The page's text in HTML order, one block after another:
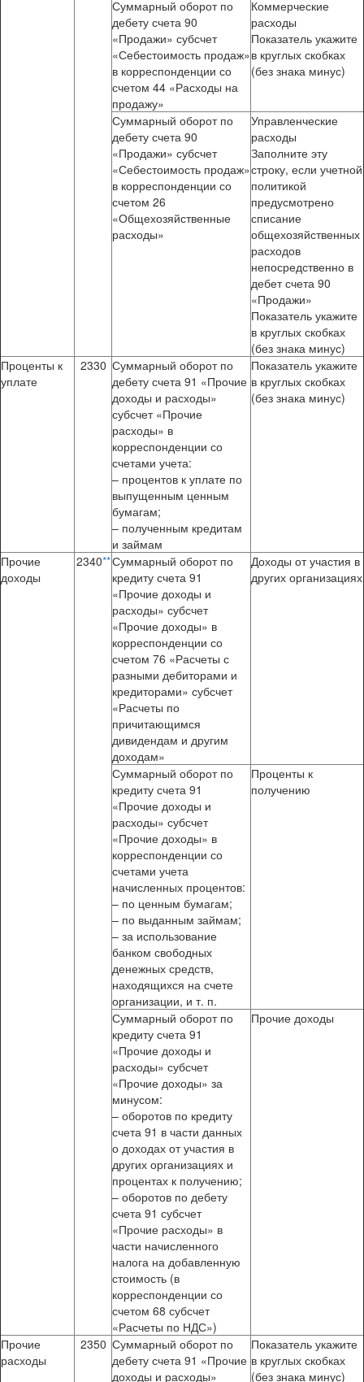
Суммарный оборот по
дебету счета 90
«Продажи» субсчет
«Себестоимость продаж»
в корреспонденции со
счетом 44 «Расходы на
продажу»
Коммерческие
расходы
Показатель укажите
в круглых скобках
(без знака минус)
Суммарный оборот по
дебету счета 90
«Продажи» субсчет
«Себестоимость продаж»
в корреспонденции со
счетом 26
«Общехозяйственные
расходы»
Управленческие
расходы
Заполните эту
строку, если учетной
политикой
предусмотрено
списание
общехозяйственных
расходов
непосредственно в
дебет счета 90
«Продажи»
Показатель укажите
в круглых скобках
(без знака минус)
Проценты к
уплате
2330 Суммарный оборот по
дебету счета 91 «Прочие
доходы и расходы»
субсчет «Прочие
расходы» в
корреспонденции со
счетами учета:
– процентов к уплате по
выпущенным ценным
бумагам;
– полученным кредитам
и займам
Показатель укажите
в круглых скобках
(без знака минус)
Прочие
доходы
2340**Суммарный оборот по
кредиту счета 91
«Прочие доходы и
расходы» субсчет
«Прочие доходы» в
корреспонденции со
счетом 76 «Расчеты с
разными дебиторами и
кредиторами» субсчет
«Расчеты по
причитающимся
дивидендам и другим
доходам»
Доходы от участия в
других организациях
Суммарный оборот по
кредиту счета 91
«Прочие доходы и
расходы» субсчет
«Прочие доходы» в
корреспонденции со
счетами учета
начисленных процентов:
– по ценным бумагам;
– по выданным займам;
– за использование
банком свободных
денежных средств,
находящихся на счете
организации, и т. п.
Проценты к
получению
Суммарный оборот по
кредиту счета 91
«Прочие доходы и
расходы» субсчет
«Прочие доходы» за
минусом:
– оборотов по кредиту
счета 91 в части данных
о доходах от участия в
других организациях и
процентах к получению;
– оборотов по дебету
счета 91 субсчет
«Прочие расходы» в
части начисленного
налога на добавленную
стоимость (в
корреспонденции со
счетом 68 субсчет
«Расчеты по НДС»)
Прочие доходы
Прочие
расходы
2350 Суммарный оборот по
дебету счета 91 «Прочие
доходы и расходы»
Показатель укажите
в круглых скобках
(без знака минус)